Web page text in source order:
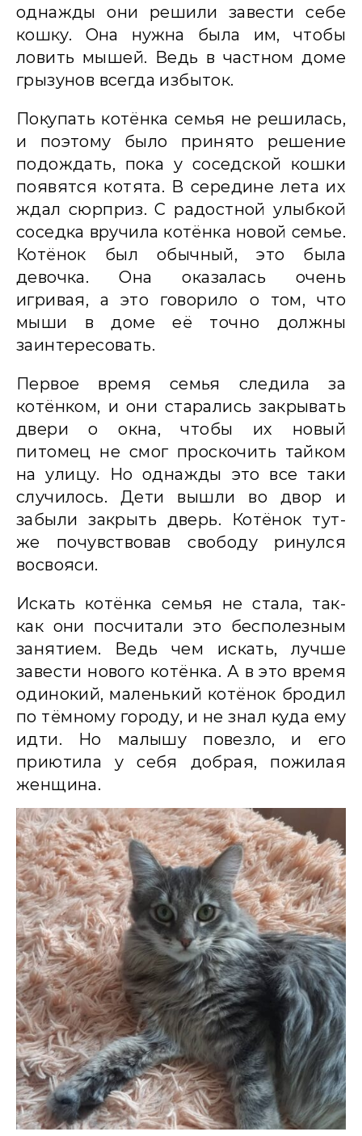
однажды они решили завести себе
кошку. Она нужна была им, чтобы
ловить мышей. Ведь в частном доме
грызунов всегда избыток.
Покупать котёнка семья не решилась,
и поэтому было принято решение
подождать, пока у соседской кошки
появятся котята. В середине лета их
ждал сюрприз. С радостной улыбкой
соседка вручила котёнка новой семье.
Котёнок был обычный, это была
девочка. Она оказалась очень
игривая, а это говорило о том, что
мыши в доме её точно должны
заинтересовать.
Первое время семья следила за
котёнком, и они старались закрывать
двери о окна, чтобы их новый
питомец не смог проскочить тайком
на улицу. Но однажды это все таки
случилось. Дети вышли во двор и
забыли закрыть дверь. Котёнок тут-
же почувствовав свободу ринулся
восвояси.
Искать котёнка семья не стала, так-
как они посчитали это бесполезным
занятием. Ведь чем искать, лучше
завести нового котёнка. А в это время
одинокий, маленький котёнок бродил
по тёмному городу, и не знал куда ему
идти. Но малышу повезло, и его
приютила у себя добрая, пожилая
женщина.